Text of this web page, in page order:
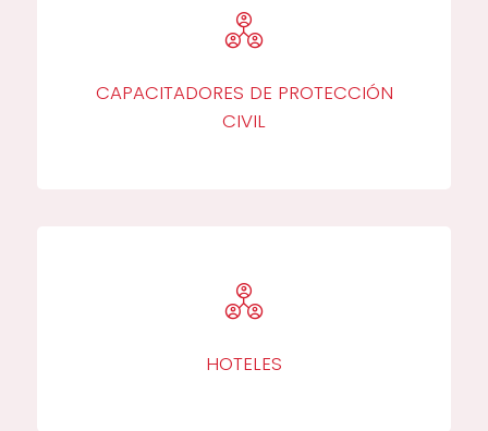
CAPACITADORES DE PROTECCIÓN
CIVIL
HOTELES